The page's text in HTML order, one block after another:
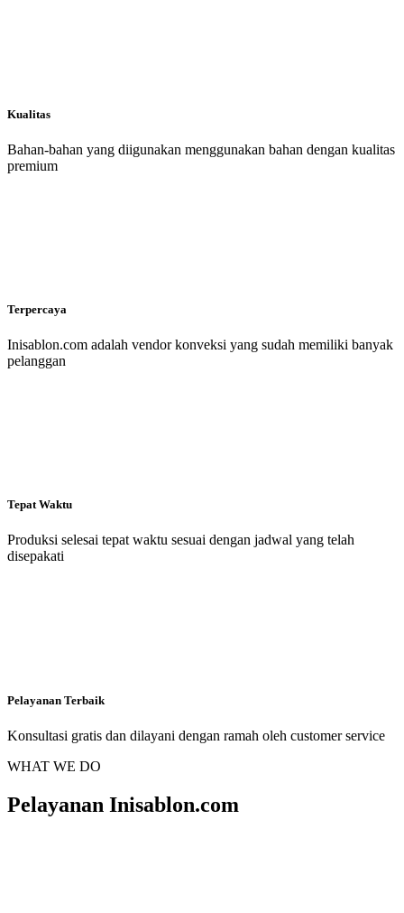
Kualitas
Bahan-bahan yang diigunakan menggunakan bahan dengan kualitas
premium
Terpercaya
Inisablon.com adalah vendor konveksi yang sudah memiliki banyak
pelanggan
Tepat Waktu
Produksi selesai tepat waktu sesuai dengan jadwal yang telah
disepakati
Pelayanan Terbaik
Konsultasi gratis dan dilayani dengan ramah oleh customer service
WHAT WE DO
Pelayanan Inisablon.com